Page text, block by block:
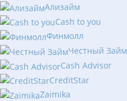
Ализайм
Сash to you
Финмолл
Честный Займ
Cash Advisor
CreditStar
Zaimika